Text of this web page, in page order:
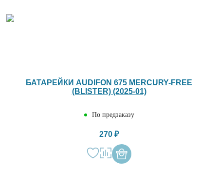
БАТАРЕЙКИ AUDIFON 675 MERCURY-FREE
(BLISTER) (2025-01)
По предзаказу
270 ₽